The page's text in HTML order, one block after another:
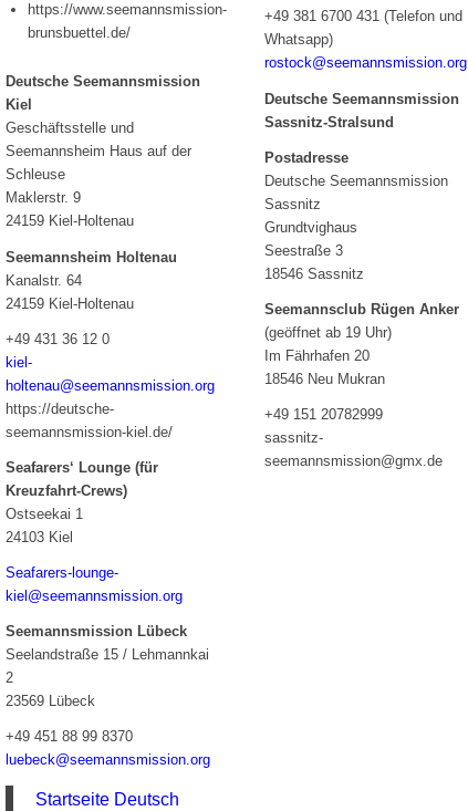
https://www.seemannsmission-
brunsbuettel.de/
Deutsche Seemannsmission
Kiel
Geschäftsstelle und
Seemannsheim Haus auf der
Schleuse
Maklerstr. 9
24159 Kiel-Holtenau
Seemannsheim Holtenau
Kanalstr. 64
24159 Kiel-Holtenau
+49 431 36 12 0
kiel-
holtenau@seemannsmission.org
https://deutsche-
seemannsmission-kiel.de/
Seafarers‘ Lounge (für
Kreuzfahrt-Crews)
Ostseekai 1
24103 Kiel
Seafarers-lounge-
kiel@seemannsmission.org
Seemannsmission Lübeck
Seelandstraße 15 / Lehmannkai
2
23569 Lübeck
+49 451 88 99 8370
luebeck@seemannsmission.org
Startseite Deutsch
+49 381 6700 431 (Telefon und
Whatsapp)
rostock@seemannsmission.org
Deutsche Seemannsmission
Sassnitz-Stralsund
Postadresse
Deutsche Seemannsmission
Sassnitz
Grundtvighaus
Seestraße 3
18546 Sassnitz
Seemannsclub Rügen Anker
(geöffnet ab 19 Uhr)
Im Fährhafen 20
18546 Neu Mukran
+49 151 20782999
sassnitz-
seemannsmission@gmx.de